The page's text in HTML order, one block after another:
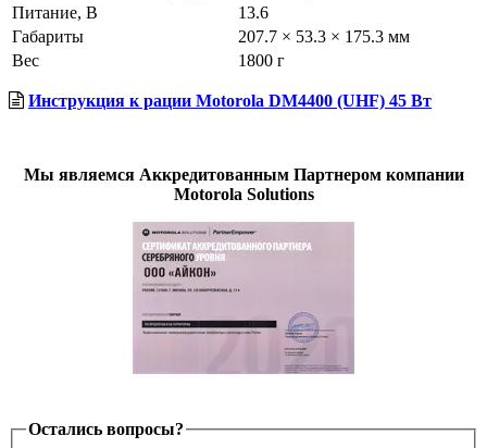
Питание, В
13.6
Габариты
207.7 × 53.3 × 175.3 мм
Вес
1800 г
Инструкция к рации Motorola DM4400 (UHF) 45 Вт
Мы являемся Аккредитованным Партнером компании
Motorola Solutions
Остались вопросы?